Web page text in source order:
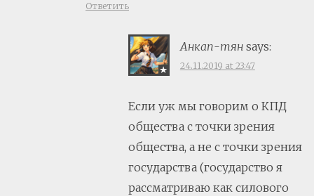
Ответить
Анкап-тян says:
24.11.2019 at 23:47
Если уж мы говорим о КПД
общества с точки зрения
общества, а не с точки зрения
государства (государство я
рассматриваю как силового